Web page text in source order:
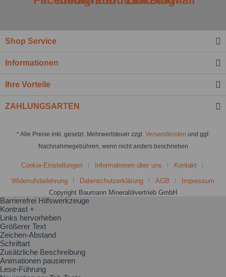
Shop Service
Informationen
Ihre Vorteile
ZAHLUNGSARTEN
* Alle Preise inkl. gesetzl. Mehrwertsteuer zzgl. Versandkosten und ggf.
Nachnahmegebühren, wenn nicht anders beschrieben
Cookie-Einstellungen Informationen über uns Kontakt
Widerrufsbelehrung Datenschutzerklärung AGB
Impressum
Copyright Baumann Mineralölvertrieb GmbH
Barrierefrei Hilfswerkzeuge
Kontrast +
Links hervorheben
Größerer Text
Zeichen-Abstand
Schriftart
Zusätzliche Beschreibung
Animationen pausieren
Lese-Führung